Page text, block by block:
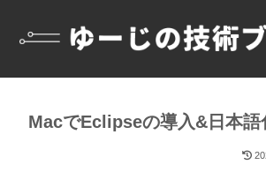
MacでEclipseの導入&日本